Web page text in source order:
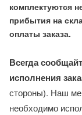
комплектуются
прибытия на
оплаты заказа.
Всегда
исполнения
стороны). Наш
необходимо